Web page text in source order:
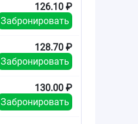
126.10 ₽
Забронировать
128.70 ₽
Забронировать
130.00 ₽
Забронировать